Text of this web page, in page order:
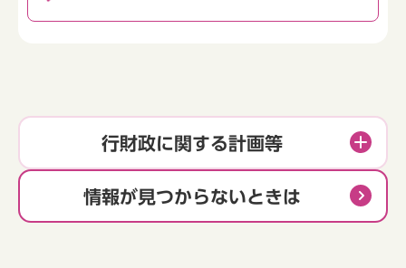
行財政に関する計画等
情報が見つからないときは